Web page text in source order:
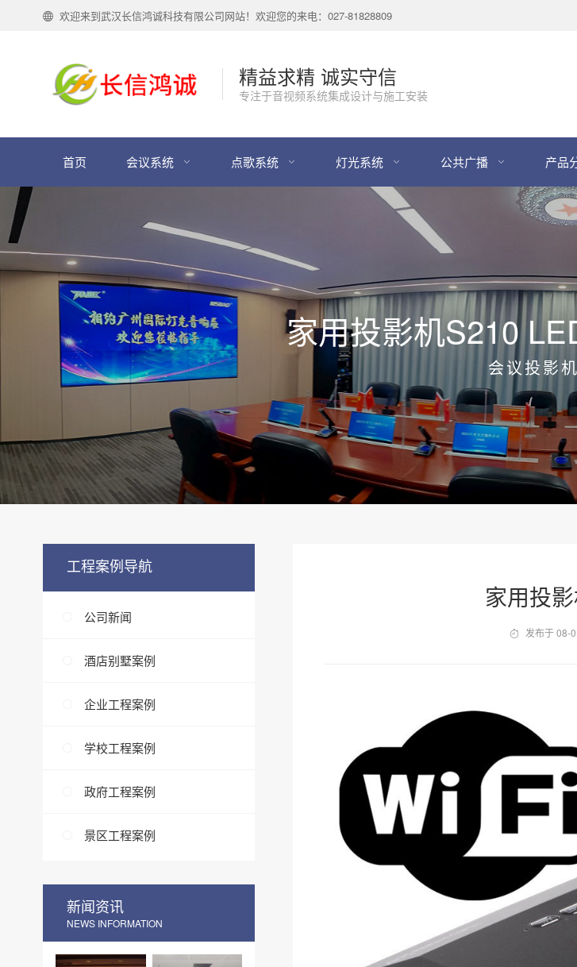
欢迎来到武汉长信鸿诚科技有限公司网站！欢迎您的来电：027-81828809
精益求精 诚实守信
专注于音视频系统集成设计与施工安装
首页 会议系统 点歌系统 灯光系统 公共广播 产品
家用投影机S210
会议投影机
工程案例导航
公司新闻
酒店别墅案例
企业工程案例
学校工程案例
政府工程案例
景区工程案例
新闻资讯
NEWS INFORMATION
家用投
发布于 08-